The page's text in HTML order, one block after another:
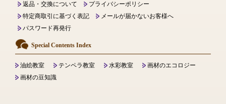
返品・交換について
プライバシーポリシー
特定商取引に基づく表記
メールが届かないお客様へ
パスワード再発行
Special Contents Index
油絵教室 テンペラ教室 水彩教室
画材のエコロジー
画材の豆知識